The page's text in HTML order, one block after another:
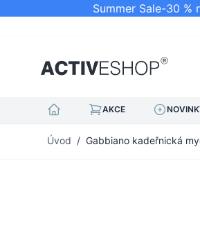
Summer Sale-30
AKCE
Úvod / Gabbiano kadeřnická